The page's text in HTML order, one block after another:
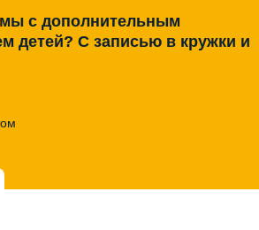
с дополнительным
детей? С записью в кружки и